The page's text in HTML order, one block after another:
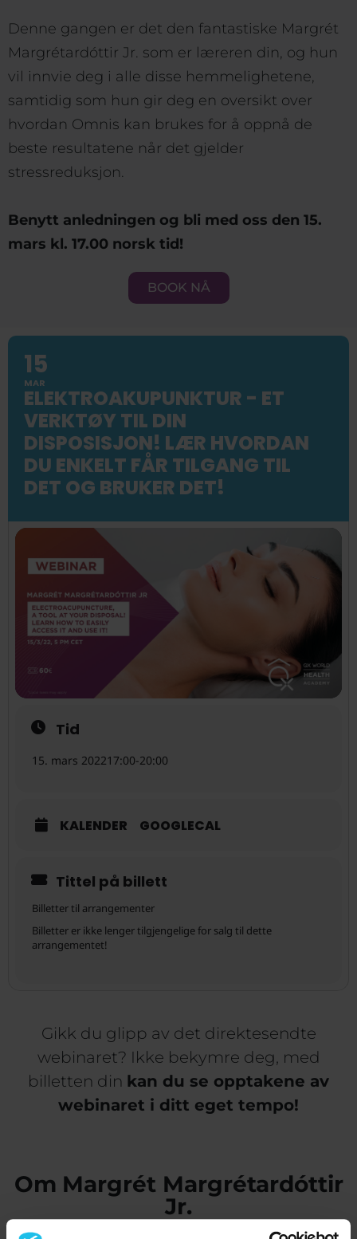
Denne gangen er det den fantastiske Margrét
Margrétardóttir Jr. som er læreren din, og hun
vil innvie deg i alle disse hemmelighetene,
samtidig som hun gir deg en oversikt over
hvordan Omnis kan brukes for å oppnå de
beste resultatene når det gjelder
stressreduksjon.
Benytt anledningen og bli med oss den 15.
mars kl. 17.00 norsk tid!
BOOK NÅ
15
MAR
ELEKTROAKUPUNKTUR - ET
VERKTØY TIL DIN
DISPOSISJON! LÆR HVORDAN
DU ENKELT FÅR TILGANG TIL
DET OG BRUKER DET!
Tid
15. mars 202217:00-20:00
KALENDER GOOGLECAL
Tittel på billett
Billetter til arrangementer
Billetter er ikke lenger tilgjengelige for salg til dette
arrangementet!
Gikk du glipp av det direktesendte
webinaret? Ikke bekymre deg, med
billetten din kan du se opptakene av
webinaret i ditt eget tempo!
Om Margrét Margrétardóttir
Jr.